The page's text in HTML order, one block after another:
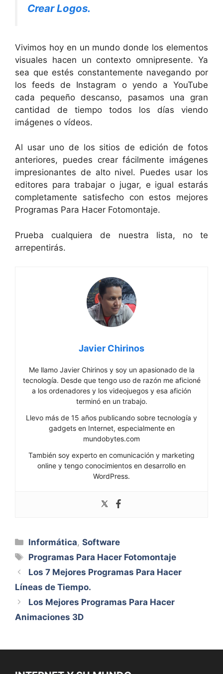
Crear Logos.
Vivimos hoy en un mundo donde los elementos
visuales hacen un contexto omnipresente. Ya
sea que estés constantemente navegando por
los feeds de Instagram o yendo a YouTube
cada pequeño descanso, pasamos una gran
cantidad de tiempo todos los días viendo
imágenes o vídeos.
Al usar uno de los sitios de edición de fotos
anteriores, puedes crear fácilmente imágenes
impresionantes de alto nivel. Puedes usar los
editores para trabajar o jugar, e igual estarás
completamente satisfecho con estos mejores
Programas Para Hacer Fotomontaje.
Prueba cualquiera de nuestra lista, no te
arrepentirás.
Javier Chirinos
Me llamo Javier Chirinos y soy un apasionado de la
tecnología. Desde que tengo uso de razón me aficioné
a los ordenadores y los videojuegos y esa afición
terminó en un trabajo.
Llevo más de 15 años publicando sobre tecnología y
gadgets en Internet, especialmente en
mundobytes.com
También soy experto en comunicación y marketing
online y tengo conocimientos en desarrollo en
WordPress.
Categorías
Informática,Software
Etiquetas
Programas Para Hacer Fotomontaje
Los 7 Mejores Programas Para Hacer
Líneas de Tiempo.
Los Mejores Programas Para Hacer
Animaciones 3D